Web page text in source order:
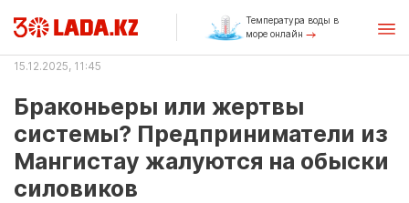
Температура воды в
море онлайн
15.12.2025, 11:45
Браконьеры или жертвы
системы? Предприниматели из
Мангистау жалуются на обыски
силовиков